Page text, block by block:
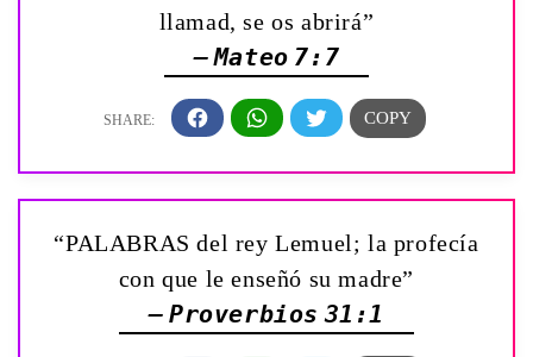
llamad, se os abrirá”
— Mateo 7:7
“PALABRAS del rey Lemuel; la profecía
con que le enseñó su madre”
— Proverbios 31:1